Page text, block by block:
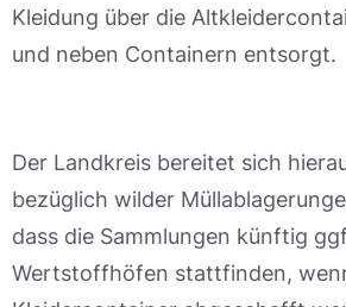
Kleidung über die
und neben Containern entsorgt.
Der Landkreis bereitet sich
bezüglich wilder
dass die Sammlungen künftig
Wertstoffhöfen stattfinden,